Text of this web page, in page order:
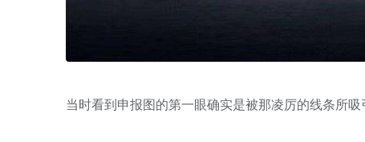
当时看到申报图的第一眼确实是被那凌厉的线条所吸